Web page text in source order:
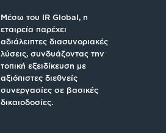
Μέσω του IR Global, η
εταιρεία παρέχει
αδιάλειπτες διασυνοριακές
λύσεις, συνδυάζοντας την
τοπική εξειδίκευση με
αξιόπιστες διεθνείς
συνεργασίες σε βασικές
δικαιοδοσίες.